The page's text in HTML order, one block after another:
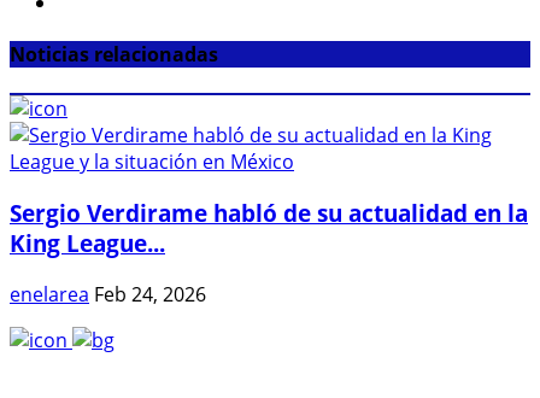
Noticias relacionadas
Sergio Verdirame habló de su actualidad en la
King League...
enelarea Feb 24, 2026